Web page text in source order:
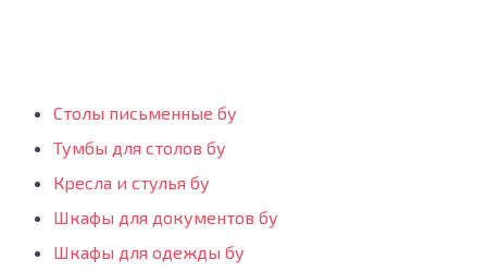
Столы письменные бу
Тумбы для столов бу
Кресла и стулья бу
Шкафы для документов бу
Шкафы для одежды бу